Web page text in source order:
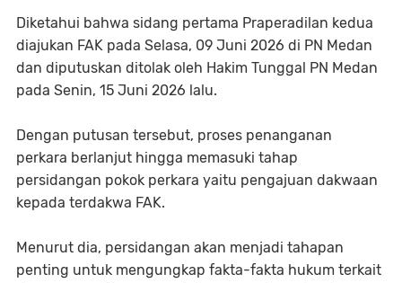
Diketahui bahwa sidang pertama Praperadilan kedua
diajukan FAK pada Selasa, 09 Juni 2026 di PN Medan
dan diputuskan ditolak oleh Hakim Tunggal PN Medan
pada Senin, 15 Juni 2026 lalu.
Dengan putusan tersebut, proses penanganan
perkara berlanjut hingga memasuki tahap
persidangan pokok perkara yaitu pengajuan dakwaan
kepada terdakwa FAK.
Menurut dia, persidangan akan menjadi tahapan
penting untuk mengungkap fakta-fakta hukum terkait